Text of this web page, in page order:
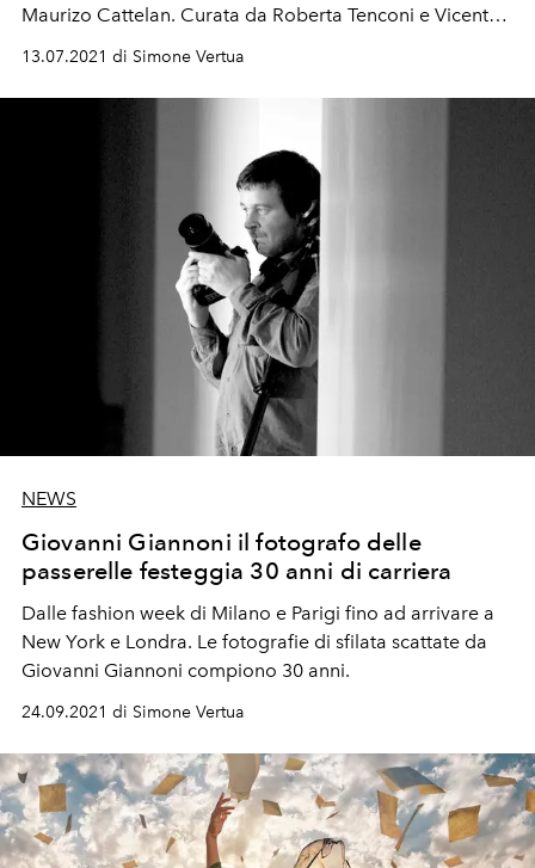
Maurizo Cattelan. Curata da Roberta Tenconi e Vicente
Todolí la mostra è un percorso che riassumerà una parte
esistenziali come la fragilità e
fallibilità dell’essere
13.07.2021 di Simone Vertua
NEWS
Giovanni Giannoni il fotografo delle
passerelle festeggia 30 anni di carriera
Dalle fashion week di Milano e Parigi fino ad arrivare a
New York e Londra. Le fotografie di sfilata scattate da
Giovanni Giannoni compiono 30 anni.
24.09.2021 di Simone Vertua